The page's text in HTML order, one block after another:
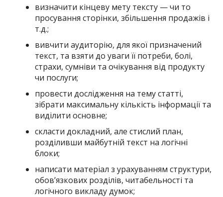
визначити кінцеву мету тексту — чи то
просування сторінки, збільшення продажів і
т.д.;
вивчити аудиторію, для якої призначений
текст, та взяти до уваги її потреби, болі,
страхи, сумніви та очікування від продукту
чи послуги;
провести дослідження на тему статті,
зібрати максимальну кількість інформації та
виділити основне;
скласти докладний, але стислий план,
розділивши майбутній текст на логічні
блоки;
написати матеріал з урахуванням структури,
обов’язкових розділів, читабельності та
логічного викладу думок;